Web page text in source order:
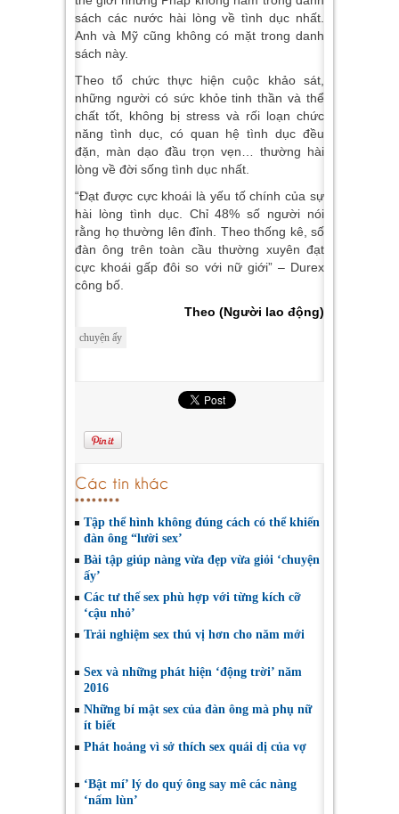
sách các nước hài lòng về tình dục nhất.
Anh và Mỹ cũng không có mặt trong danh
sách này.
Theo tổ chức thực hiện cuộc khảo sát,
những người có sức khỏe tinh thần và thể
chất tốt, không bị stress và rối loạn chức
năng tình dục, có quan hệ tình dục đều
đặn, màn dạo đầu trọn vẹn… thường hài
lòng về đời sống tình dục nhất.
“Đạt được cực khoái là yếu tố chính của sự
hài lòng tình dục. Chỉ 48% số người nói
rằng họ thường lên đỉnh. Theo thống kê, số
đàn ông trên toàn cầu thường xuyên đạt
cực khoái gấp đôi so với nữ giới” – Durex
công bố.
Theo (Người lao động)
chuyện ấy
Các tin khác
Tập thể hình không đúng cách có thể khiến
đàn ông “lười sex’
Bài tập giúp nàng vừa đẹp vừa giỏi ‘chuyện
ấy’
Các tư thế sex phù hợp với từng kích cỡ
‘cậu nhỏ’
Trải nghiệm sex thú vị hơn cho năm mới
Sex và những phát hiện ‘động trời’ năm
2016
Những bí mật sex của đàn ông mà phụ nữ
ít biết
Phát hoảng vì sở thích sex quái dị của vợ
‘Bật mí’ lý do quý ông say mê các nàng
‘nấm lùn’